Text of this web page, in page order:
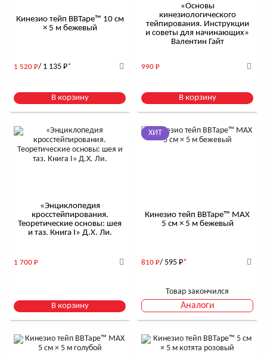
Кинезио тейп BBTape™ 10 см
× 5 м бежевый
1 520 Р/ 1 135 Р*
В корзину
«Основы
кинезиологического
тейпирования. Инструкции
и советы для начинающих»
Валентин Гайт
990 Р
В корзину
«Энциклопедия
кросстейпирования.
Теоретические основы: шея
и таз. Книга I» Д.Х. Ли.
1 700 Р
В корзину
ХИТ
Кинезио тейп BBTape™ МАХ
5 см × 5 м бежевый
810 Р/ 595 Р*
Товар закончился
Аналоги